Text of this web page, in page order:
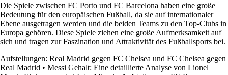
Die Spiele zwischen FC Porto und FC Barcelona haben eine große
Bedeutung für den europäischen Fußball, da sie auf internationaler
Ebene ausgetragen werden und die beiden Teams zu den Top-Clubs in
Europa gehören. Diese Spiele ziehen eine große Aufmerksamkeit auf
sich und tragen zur Faszination und Attraktivität des Fußballsports bei.
Aufstellungen: Real Madrid gegen FC Chelsea und FC Chelsea gegen
Real Madrid • Messi Gehalt: Eine detaillierte Analyse von Lionel